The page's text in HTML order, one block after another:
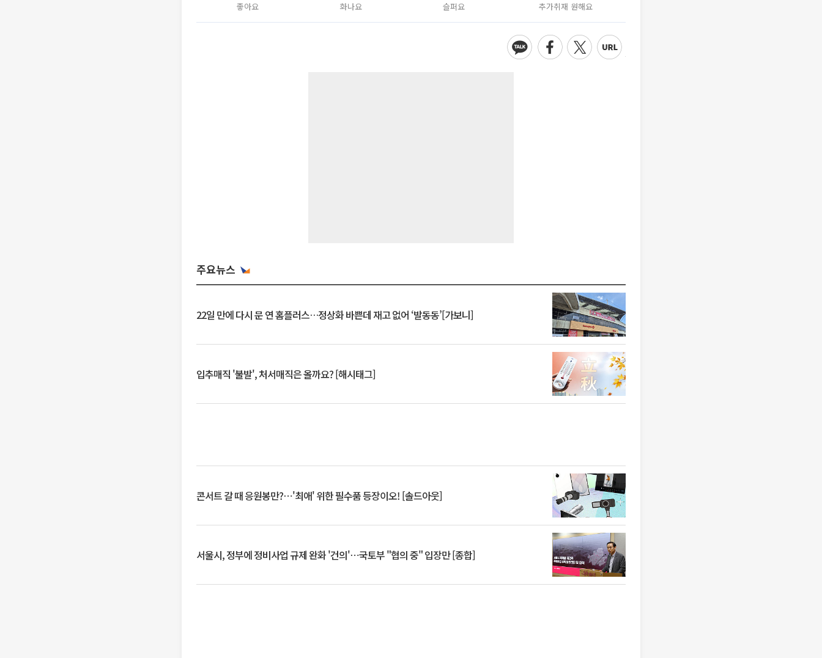
좋아요 화나요 슬퍼요 추가취재 원해요
주요뉴스
22일 만에 다시 문 연 홈플러스…정상화 바쁜데 재고 없어 ‘발동동’[가보니]
입추매직 '불발', 처서매직은 올까요? [해시태그]
콘서트 갈 때 응원봉만?⋯'최애' 위한 필수품 등장이오! [솔드아웃]
서울시, 정부에 정비사업 규제 완화 '건의'⋯국토부 "협의 중" 입장만 [종합]